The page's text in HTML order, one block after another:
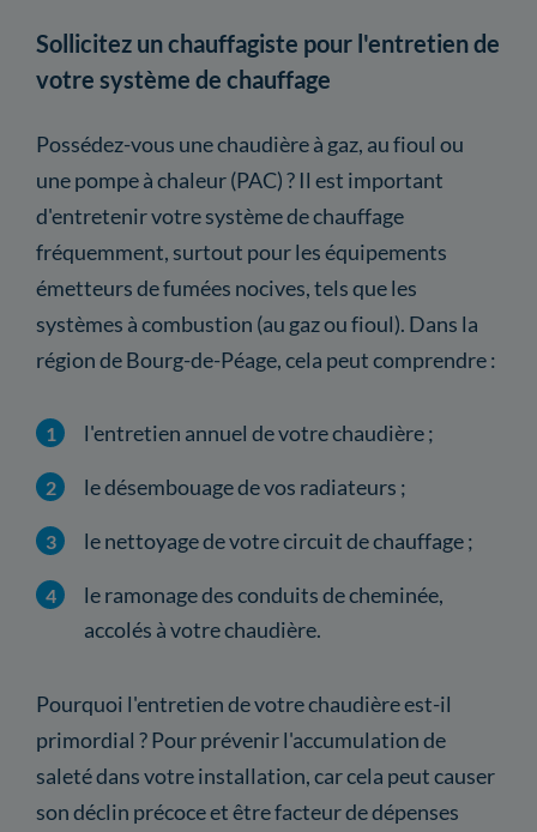
Sollicitez un chauffagiste pour l'entretien de
votre système de chauffage
Possédez-vous une chaudière à gaz, au fioul ou
une pompe à chaleur (PAC) ? Il est important
d'entretenir votre système de chauffage
fréquemment, surtout pour les équipements
émetteurs de fumées nocives, tels que les
systèmes à combustion (au gaz ou fioul). Dans la
région de Bourg-de-Péage, cela peut comprendre :
l'entretien annuel de votre chaudière ;
le désembouage de vos radiateurs ;
le nettoyage de votre circuit de chauffage ;
le ramonage des conduits de cheminée,
accolés à votre chaudière.
Pourquoi l'entretien de votre chaudière est-il
primordial ? Pour prévenir l'accumulation de
saleté dans votre installation, car cela peut causer
son déclin précoce et être facteur de dépenses